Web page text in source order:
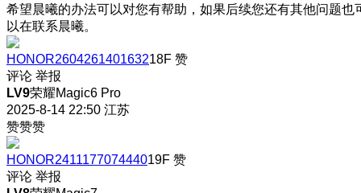
希望晨曦的办法可以对您有帮助，如果后续您还有其他问题也
以在联系晨曦。
HONOR260426140163218F 赞
评论 举报
LV9荣耀Magic6 Pro
2025-8-14 22:50 江苏
赞赞赞
HONOR241117707444019F 赞
评论 举报